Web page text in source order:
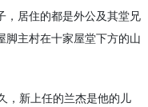
，居住的都是外公及其堂兄
脚主村在十家屋堂下方的山
，新上任的兰杰是他的儿